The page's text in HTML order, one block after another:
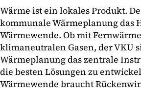
Wärme ist ein lokales Produkt.
kommunale Wärmeplanung das
Wärmewende. Ob mit
klimaneutralen Gasen, der VKU
Wärmeplanung das zentrale
die besten Lösungen zu
Wärmewende braucht